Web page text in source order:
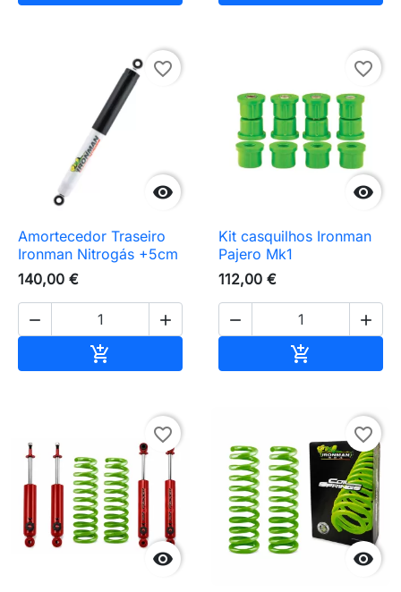

favorite_border
Amortecedor Traseiro
Ironman Nitrogás +5cm
140,00 €
 


favorite_border
Kit casquilhos Ironman
Pajero Mk1
112,00 €
 


favorite_border

favorite_border